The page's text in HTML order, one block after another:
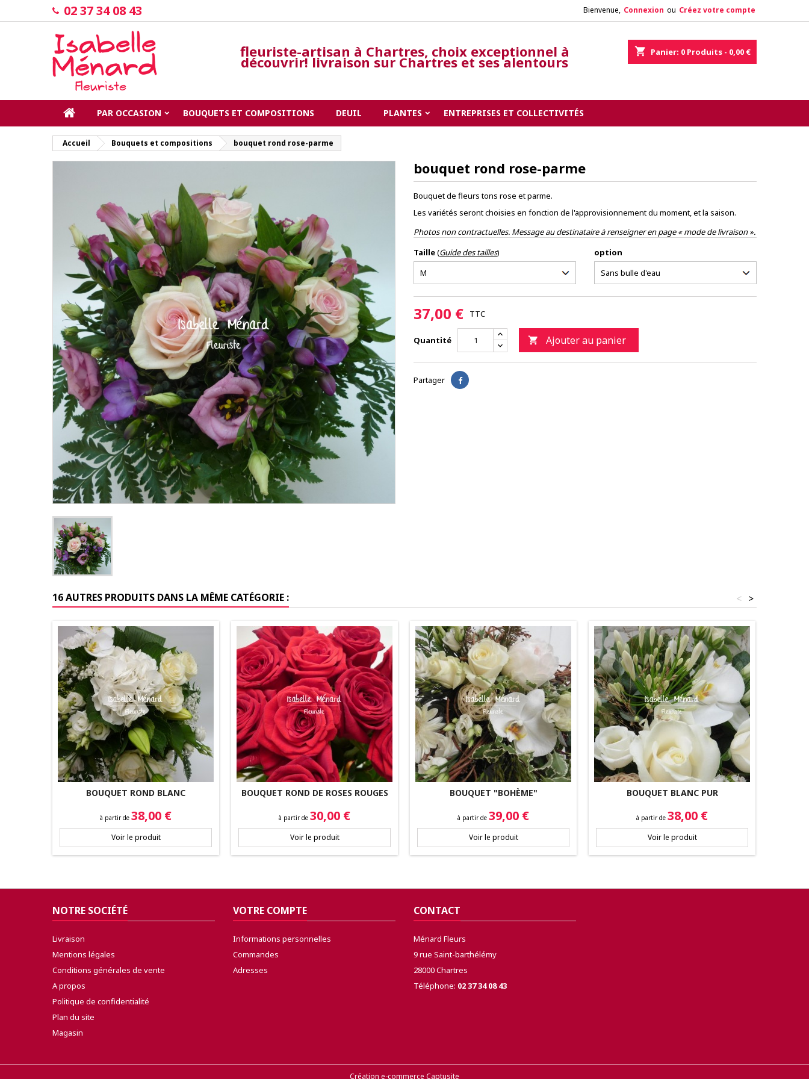
02 37 34 08 43 Bienvenue, Connexion ou Créez votre compte
shopping_cart Panier: 0 Produits - 0,00 €
fleuriste-artisan à Chartres, choix exceptionnel à
découvrir! livraison sur Chartres et ses alentours
PAR OCCASION BOUQUETS ET COMPOSITIONS DEUIL PLANTES ENTREPRISES ET COLLECTIVITÉS
Accueil Bouquets et compositions bouquet rond rose-parme
bouquet rond rose-parme
Bouquet de fleurs tons rose et parme.
Les variétés seront choisies en fonction de l'approvisionnement du moment, et la saison.
Photos non contractuelles. Message au destinataire à renseigner en page « mode de livraison ».
Taille(Guide des tailles) option
37,00 € TTC
Quantité  Ajouter au panier
Partager
16 AUTRES PRODUITS DANS LA MÊME CATÉGORIE : >
<
BOUQUET ROND BLANC
Prix
à partir de 38,00 €
Voir le produit
BOUQUET ROND DE ROSES ROUGES
Prix
à partir de 30,00 €
Voir le produit
BOUQUET "BOHÈME"
Prix
à partir de 39,00 €
Voir le produit
BOUQUET BLANC PUR
Prix
à partir de 38,00 €
Voir le produit
NOTRE SOCIÉTÉ
Livraison
Mentions légales
Conditions générales de vente
A propos
Politique de confidentialité
Plan du site
Magasin
VOTRE COMPTE
Informations personnelles
Commandes
Adresses
CONTACT
Ménard Fleurs
9 rue Saint-barthélémy
28000 Chartres
Téléphone: 02 37 34 08 43
Création e-commerce Captusite